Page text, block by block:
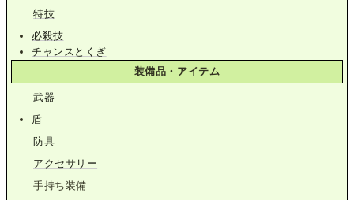
特技
必殺技
チャンスとくぎ
装備品・アイテム
武器
盾
防具
アクセサリー
手持ち装備